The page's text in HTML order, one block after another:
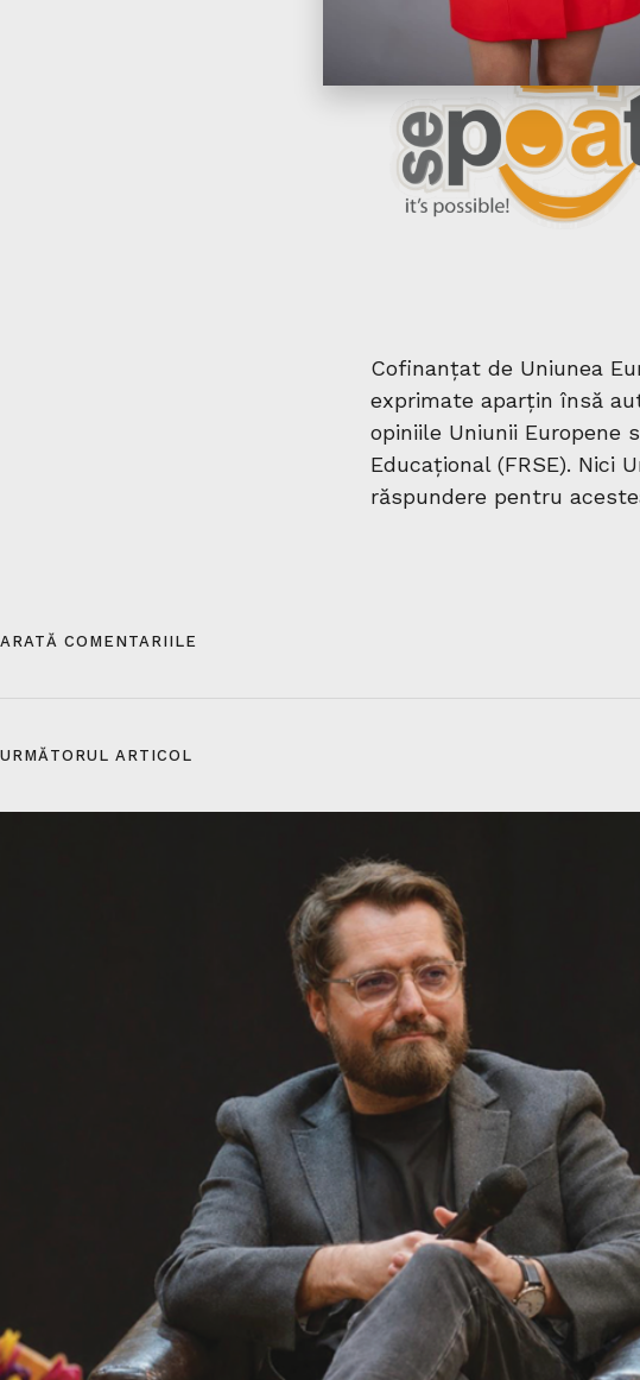
Cofinanțat de Uniunea
exprimate aparțin însă
opiniile Uniunii Europene
Educațional (FRSE). Nici
răspundere pentru
ARATĂ COMENTARIILE
URMĂTORUL ARTICOL​